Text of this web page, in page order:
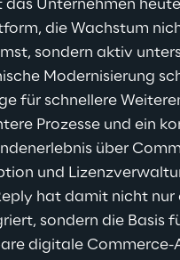
Unternehmen
die Wachstum
sondern aktiv
Modernisierung
für schnellere
Prozesse und ein
über
und
hat damit nicht nur
sondern die Basis
digitale Commerce-